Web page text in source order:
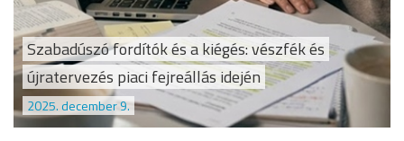
Szabadúszó fordítók és a kiégés: vészfék és
újratervezés piaci fejreállás idején
2025. december 9.